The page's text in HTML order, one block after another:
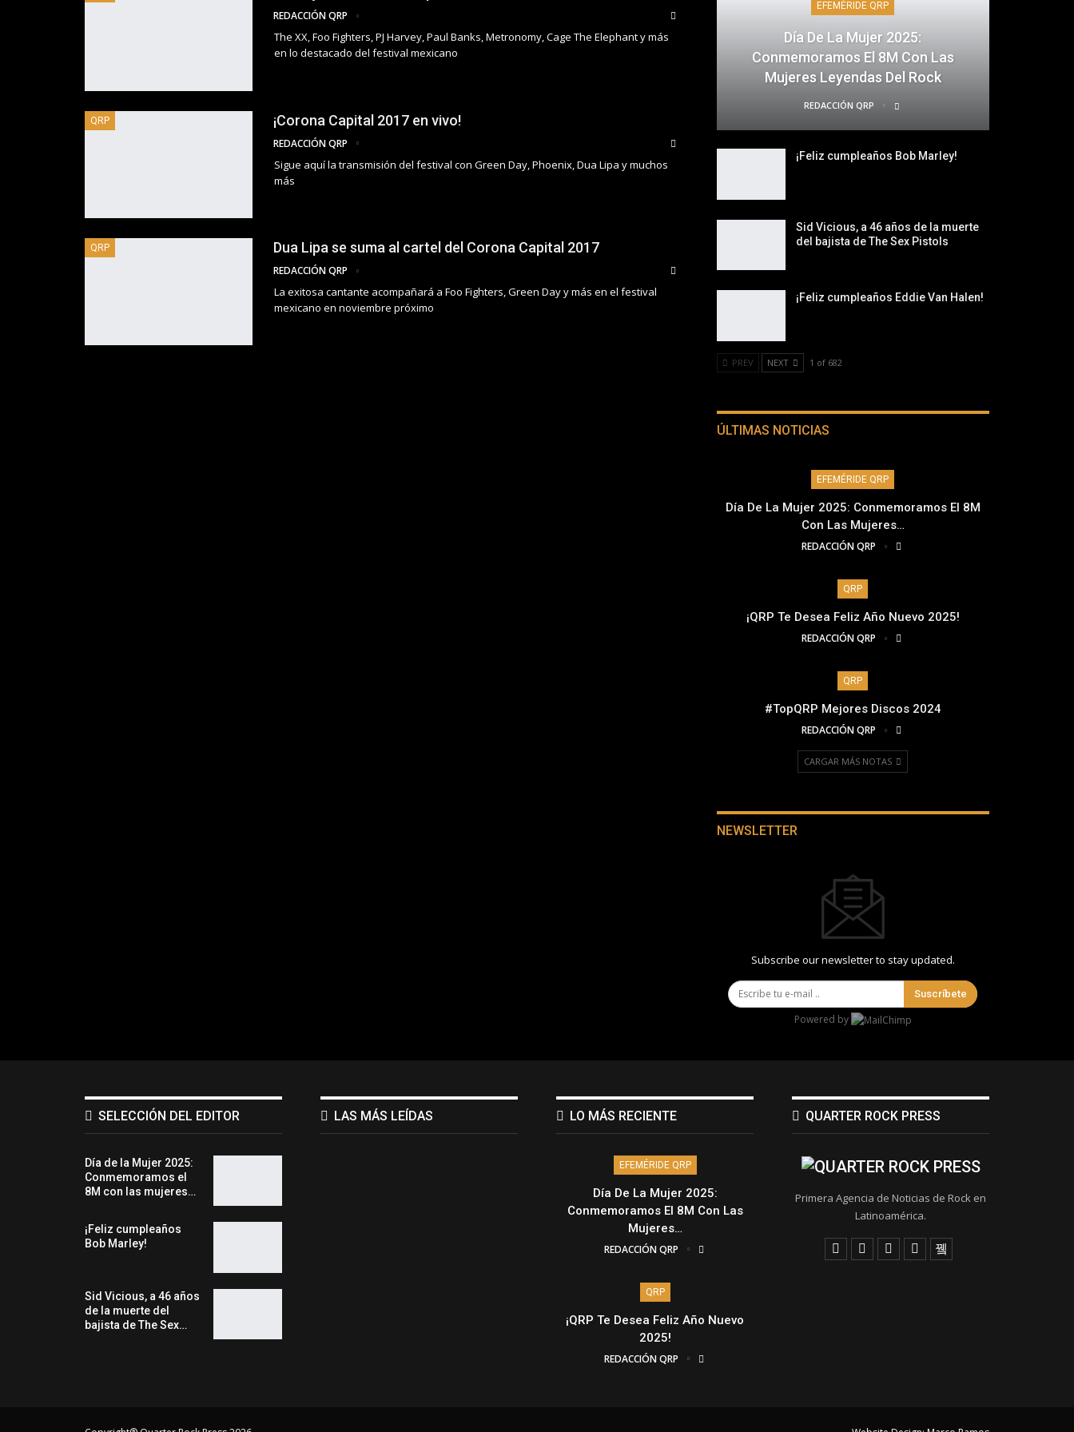
REDACCIÓN QRP
The XX, Foo Fighters, PJ Harvey, Paul Banks, Metronomy, Cage The Elephant y más
en lo destacado del festival mexicano
QRP ¡Corona Capital 2017 en vivo!
REDACCIÓN QRP
Sigue aquí la transmisión del festival con Green Day, Phoenix, Dua Lipa y muchos
más
QRP Dua Lipa se suma al cartel del Corona Capital 2017
REDACCIÓN QRP
La exitosa cantante acompañará a Foo Fighters, Green Day y más en el festival
mexicano en noviembre próximo
EFEMÉRIDE QRP
Día De La Mujer 2025:
Conmemoramos El 8M Con Las
Mujeres Leyendas Del Rock
REDACCIÓN QRP
¡Feliz cumpleaños Bob Marley!
Sid Vicious, a 46 años de la muerte
del bajista de The Sex Pistols
¡Feliz cumpleaños Eddie Van Halen!
PREV NEXT 1 of 682
ÚLTIMAS NOTICIAS
EFEMÉRIDE QRP
Día De La Mujer 2025: Conmemoramos El 8M
Con Las Mujeres…
REDACCIÓN QRP
QRP
¡QRP Te Desea Feliz Año Nuevo 2025!
REDACCIÓN QRP
QRP
#TopQRP Mejores Discos 2024
REDACCIÓN QRP
CARGAR MÁS NOTAS
NEWSLETTER
Subscribe our newsletter to stay updated.
Suscríbete
Powered by
SELECCIÓN DEL EDITOR
Día de la Mujer 2025:
Conmemoramos el
8M con las mujeres…
¡Feliz cumpleaños
Bob Marley!
Sid Vicious, a 46 años
de la muerte del
bajista de The Sex…
LAS MÁS LEÍDAS LO MÁS RECIENTE
EFEMÉRIDE QRP
Día De La Mujer 2025:
Conmemoramos El 8M Con Las
Mujeres…
REDACCIÓN QRP
QRP
¡QRP Te Desea Feliz Año Nuevo
2025!
REDACCIÓN QRP
QUARTER ROCK PRESS
Primera Agencia de Noticias de Rock en
Latinoamérica.